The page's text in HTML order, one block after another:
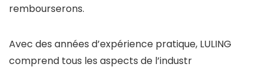
rembourserons.
Avec des années d’expérience pratique, LULING
comprend tous les aspects de l’industr